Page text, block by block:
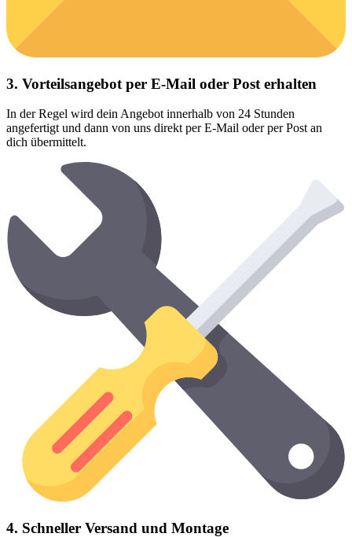
3. Vorteilsangebot per E-Mail oder Post erhalten
In der Regel wird dein Angebot innerhalb von 24 Stunden
angefertigt und dann von uns direkt per E-Mail oder per Post an
dich übermittelt.
4. Schneller Versand und Montage